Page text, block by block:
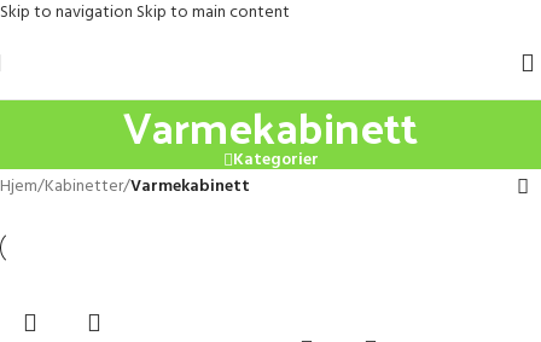
Skip to navigation Skip to main content
Varmekabinett
Kategorier
Hjem/Kabinetter/Varmekabinett